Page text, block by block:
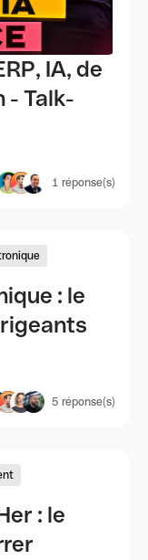
IA, de
- Talk-
1 réponse(s)
: le
5 réponse(s)
: le